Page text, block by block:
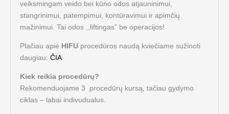
veiksmingam veido bei kūno odos atjauninimui,
stangrinimui, patempimui, kontūravimui ir apimčių
mažinimui. Tai odos ,,liftingas” be operacijos!
Plačiau apie HIFU procedūros naudą kviečiame sužinoti
daugiau:ČIA
Kiek reikia procedūrų?
Rekomenduojame 3 procedūrų kursą, tačiau gydymo
ciklas – labai indivudualus.